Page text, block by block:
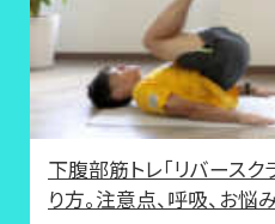
下腹部筋トレ「リバース
り方。注意点、呼吸、お悩